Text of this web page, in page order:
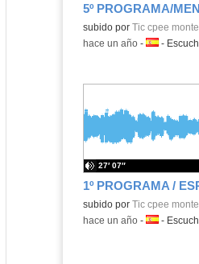
Contenido educativo.
subido por Tic cpee
-hace un año- Idioma:
-
Contenido educativo.
subido por Tic cpee
27′ 07″
-hace un año- Idioma:
-